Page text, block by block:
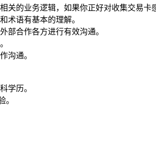
关的业务逻辑，如果你正好对收集交易卡
术语有基本的理解。
部合作各方进行有效沟通。
沟通。
学历。
。